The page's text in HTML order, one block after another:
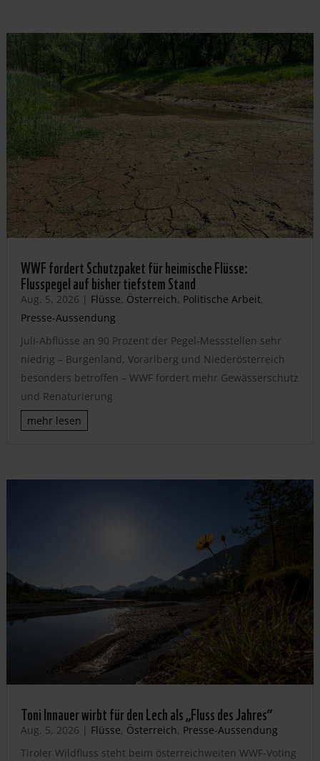
WWF fordert Schutzpaket für heimische Flüsse:
Flusspegel auf bisher tiefstem Stand
Aug. 5, 2026 | Flüsse, Österreich, Politische Arbeit,
Presse-Aussendung
Juli-Abflüsse an 90 Prozent der Pegel-Messstellen sehr
niedrig – Burgenland, Vorarlberg und Niederösterreich
besonders betroffen – WWF fordert mehr Gewässerschutz
und Renaturierung
mehr lesen
Toni Innauer wirbt für den Lech als „Fluss des Jahres“
Aug. 5, 2026 | Flüsse, Österreich, Presse-Aussendung
Tiroler Wildfluss steht beim österreichweiten WWF-Voting